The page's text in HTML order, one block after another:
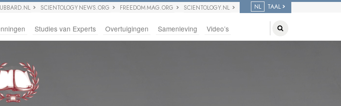
SCIENTOLOGY NEWS.ORG FREEDOM MAG.ORG SCIENTOLOGY.NL NL TAAL
Studies van Experts Overtuigingen Samenleving Video’s